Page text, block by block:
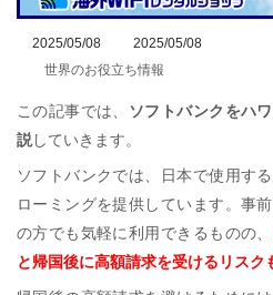
2025/05/08
2025/05/08
世界のお役立ち情報
この記事では、
ソフトバンクをハ
説していきます。
ソフトバンクでは、日本で使用す
ローミングを提供しています。事
の方でも気軽に利用できるものの、
と帰国後に高額請求を受けるリスク